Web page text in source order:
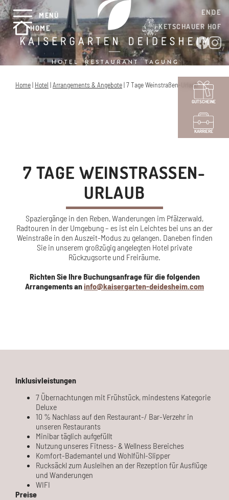
MENÜ
HOME
KETSCHAUER HOF
EN DE
GUTSCHEINE
KARRIERE
Home| Hotel |Arrangements & Angebote|7 Tage Weinstraßen-Urlaub
7 TAGE WEINSTRASSEN-U
RLAUB
Spaziergänge in den Reben, Wanderungen im Pfälzerwald,
Radtouren in der Umgebung – es ist ein Leichtes bei uns an der
Weinstraße in den Auszeit-Modus zu gelangen. Daneben finden
Sie in unserem großzügig angelegten Hotel private
Rückzugsorte und Freiräume.
Richten Sie Ihre Buchungsanfrage für die folgenden
Arrangements aninfo@kaisergarten-deidesheim.com
Inklusivleistungen
7 Übernachtungen mit Frühstück, mindestens Kategorie
Deluxe
10 % Nachlass auf den Restaurant-/ Bar-Verzehr in
unseren Restaurants
Minibar täglich aufgefüllt
Nutzung unseres Fitness- & Wellness Bereiches
Komfort-Bademantel und Wohlfühl-Slipper
Rucksäckl zum Ausleihen an der Rezeption für Ausflüge
und Wanderungen
WIFI
Preise